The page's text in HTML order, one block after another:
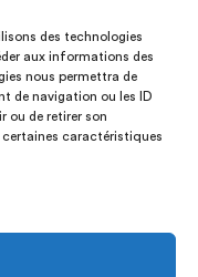
des technologies
aux informations des
nous permettra de
de navigation ou les ID
ou de retirer son
caractéristiques